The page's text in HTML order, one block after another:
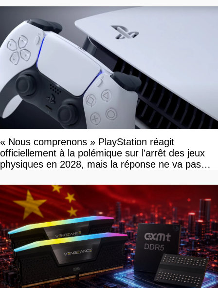
« Nous comprenons » PlayStation réagit
officiellement à la polémique sur l'arrêt des jeux
physiques en 2028, mais la réponse ne va pas